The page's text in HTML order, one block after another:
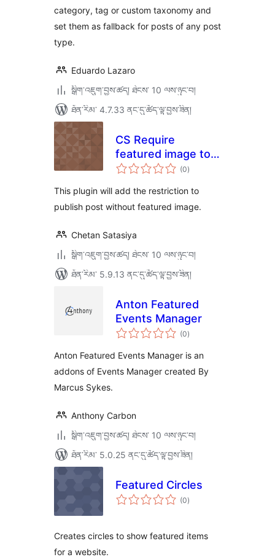
category, tag or custom taxonomy and
set them as fallback for posts of any post
type.
Eduardo Lazaro
སྒྲིག་འཇུག་བྱས་ཚད། ཐེངས་ 10 ལས་ཉུང་བ།
ཐོན་རིམ་ 4.7.33 ནང་དུ་ཚོད་ལྟ་བྱས་ཟིན།
CS Require
featured image to
publish posts
(0གདེང་
འཇོག་
ཚང་།
)
This plugin will add the restriction to
publish post without featured image.
Chetan Satasiya
སྒྲིག་འཇུག་བྱས་ཚད། ཐེངས་ 10 ལས་ཉུང་བ།
ཐོན་རིམ་ 5.9.13 ནང་དུ་ཚོད་ལྟ་བྱས་ཟིན།
Anton Featured
Events Manager
(0གདེང་
འཇོག་
ཚང་།
)
Anton Featured Events Manager is an
addons of Events Manager created By
Marcus Sykes.
Anthony Carbon
སྒྲིག་འཇུག་བྱས་ཚད། ཐེངས་ 10 ལས་ཉུང་བ།
ཐོན་རིམ་ 5.0.25 ནང་དུ་ཚོད་ལྟ་བྱས་ཟིན།
Featured Circles
(0གདེང་
འཇོག་
)
Creates circles to show featured items
for a website.